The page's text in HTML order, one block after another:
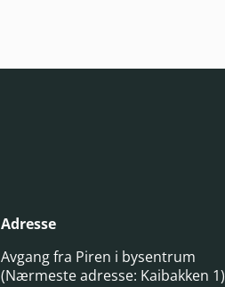
Adresse
Avgang fra Piren i bysentrum
(Nærmeste adresse: Kaibakken 1)